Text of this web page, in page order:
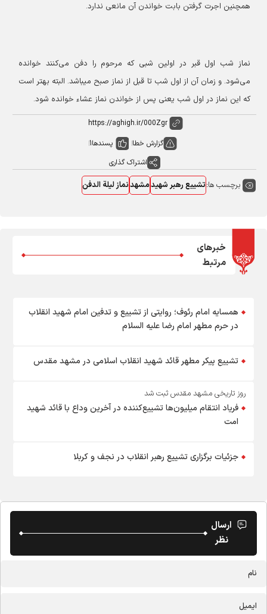
همچنین اجرت گرفتن بابت خواندن آن مانعی ندارد.
نماز شب اول قبر در اولین شبی که مرحوم را دفن می‌کنند خوانده
می‌شود. و زمان آن از اول شب تا قبل از نماز صبح میباشد. البته بهتر است
که این نماز در اول شب یعنی پس از خواندن نماز عشاء خوانده شود.
گزارش خطا پسندها1
اشتراک گذاری
برچسب ها:تشییع رهبر شهیدمشهدنماز لیلة الدفن
خبرهای
مرتبط
همسایه امام رئوف؛ روایتی از تشییع و تدفین امام شهید انقلاب
در حرم مطهر امام رضا علیه السلام
تشییع پیکر مطهر قائد شهید انقلاب اسلامی در مشهد مقدس
روز تاریخی مشهد مقدس ثبت شد
فریاد انتقام میلیون‌ها تشییع‌کننده در آخرین وداع با قائد شهید
امت
جزئیات برگزاری تشییع رهبر انقلاب در نجف و کربلا
ارسال
نظر